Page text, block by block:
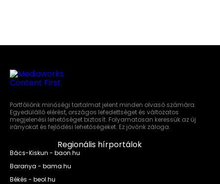
Portfóliónk minőségi tartalmat jelent minden olvasó számára.
Egyedülálló elérést, országos lefedettséget és változatos
megjelenési lehetőséget biztosít. Folyamatosan keressük az új
irányokat és fejlődési lehetőségeket. Ez jövőnk záloga.
Regionális hírportálok
Bács-Kiskun - baon.hu
Baranya - bama.hu
Békés - beol.hu